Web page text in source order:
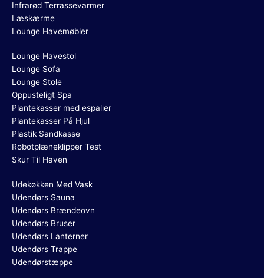
Infrarød Terrassevarmer
Læskærme
Lounge Havemøbler
Lounge Havestol
Lounge Sofa
Lounge Stole
Oppusteligt Spa
Plantekasser med espalier
Plantekasser På Hjul
Plastik Sandkasse
Robotplæneklipper Test
Skur Til Haven
Udekøkken Med Vask
Udendørs Sauna
Udendørs Brændeovn
Udendørs Bruser
Udendørs Lanterner
Udendørs Trappe
Udendørstæppe